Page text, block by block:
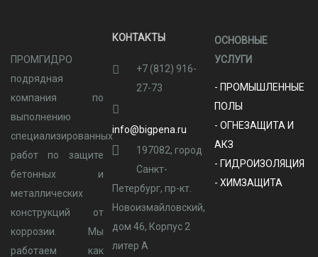
ПРОМГИДРО
подрядная
компания по
выполнению
специализированных
работ по защите
бетонных и
металлических
конструкций от
коррозии. Мы
работаем как
КОНТАКТЫ
+7 (812) 916-
27-73
info@bigpena.ru
197082, город
Санкт-
Петербург, пр-кт.
Новоизмайловский,
дом 46, Корпус 2
литер А
ОСНОВНЫЕ
УСЛУГИ
- ПРОМЫШЛЕННЫЕ
ПОЛЫ
- ОГНЕЗАЩИТА И
АКЗ
- ГИДРОИЗОЛЯЦИЯ
- ХИМЗАЩИТА